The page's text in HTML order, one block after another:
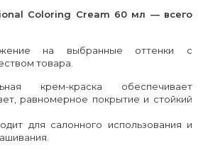
Coloring Cream 60 мл — всего
на выбранные оттенки с
товара.
крем-краска обеспечивает
равномерное покрытие и стойкий
для салонного использования и